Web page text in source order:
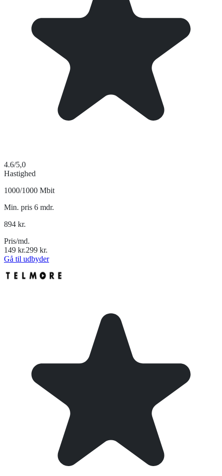
4.6/5,0
Hastighed
1000/1000 Mbit
Min. pris 6 mdr.
894 kr.
Pris/md.
149 kr.299 kr.
Gå til udbyder